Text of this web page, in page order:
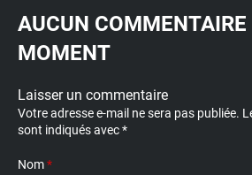
AUCUN COMMENTAIRE
MOMENT
Laisser un commentaire
Votre adresse e-mail ne sera pas publiée.
sont indiqués avec*
Nom*